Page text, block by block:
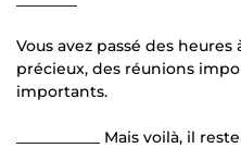
Vous avez passé des
précieux, des réunions
importants.
___________ Mais voilà, il